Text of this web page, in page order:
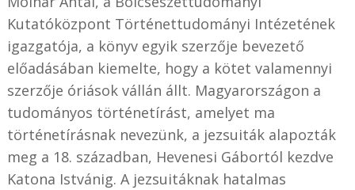
Kutatóközpont Történettudományi Intézetének
igazgatója, a könyv egyik szerzője bevezető
előadásában kiemelte, hogy a kötet valamennyi
szerzője óriások vállán állt. Magyarországon a
tudományos történetírást, amelyet ma
történetírásnak nevezünk, a jezsuiták alapozták
meg a 18. században, Hevenesi Gábortól kezdve
Katona Istvánig. A jezsuitáknak hatalmas